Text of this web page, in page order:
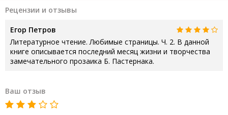
Рецензии и отзывы
Егор Петров
Литературное чтение. Любимые страницы. Ч. 2. В данной
книге описывается последний месяц жизни и творчества
замечательного прозаика Б. Пастернака.
Ваш отзыв